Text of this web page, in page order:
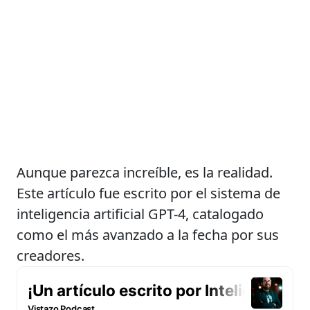
Aunque parezca increíble, es la realidad.
Este artículo fue escrito por el sistema de
inteligencia artificial GPT-4, catalogado
como el más avanzado a la fecha por sus
creadores.